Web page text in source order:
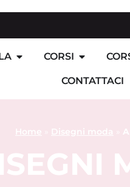
CORSI
CONTATTACI
Home Disegni moda